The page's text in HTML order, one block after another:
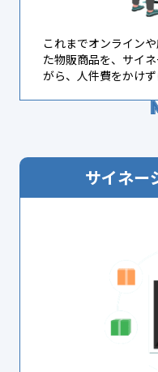
これまでオンライン
た物販商品を、サイ
がら、人件費をかけ
サイネ